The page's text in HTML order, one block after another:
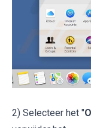
2) Selecteer het "